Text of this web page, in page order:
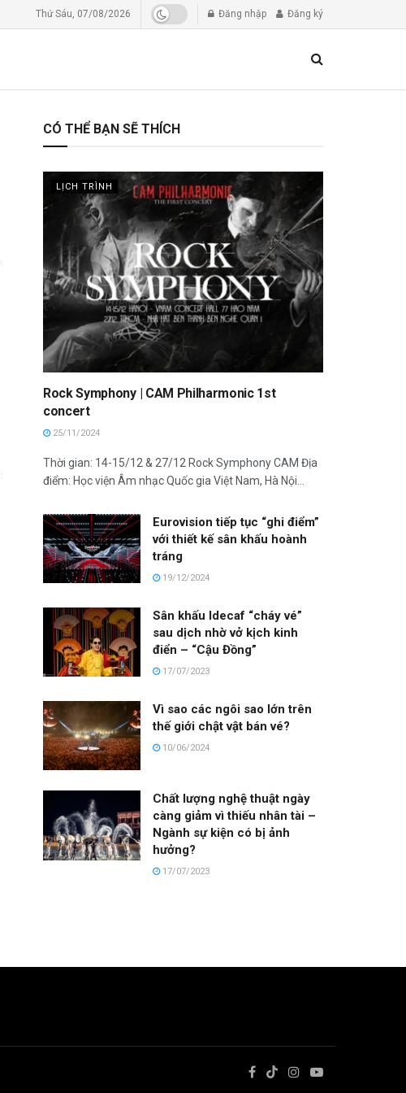
Thứ Sáu, 07/08/2026 Đăng nhập Đăng ký
CÓ THỂ BẠN SẼ THÍCH
LỊCH TRÌNH
Rock Symphony | CAM Philharmonic 1st
concert
25/11/2024
Thời gian: 14-15/12 & 27/12 Rock Symphony CAM Địa
điểm: Học viện Âm nhạc Quốc gia Việt Nam, Hà Nội...
Eurovision tiếp tục “ghi điểm”
với thiết kế sân khấu hoành
tráng
19/12/2024
Sân khấu Idecaf “cháy vé”
sau dịch nhờ vở kịch kinh
điển – “Cậu Đồng”
17/07/2023
Vì sao các ngôi sao lớn trên
thế giới chật vật bán vé?
10/06/2024
Chất lượng nghệ thuật ngày
càng giảm vì thiếu nhân tài –
Ngành sự kiện có bị ảnh
hưởng?
17/07/2023